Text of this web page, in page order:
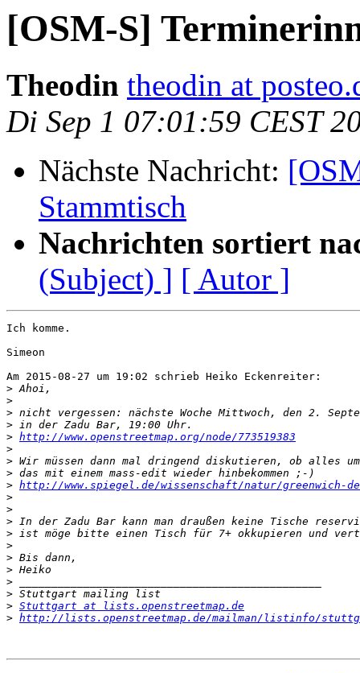
[OSM-S]
Theodin theodin at
Di Sep 1 07:01:59 CEST
Nächste Nachricht:
Stammtisch
Nachrichten sortiert
(Subject) ] [ Autor ]
Ich komme.
Simeon
Am 2015-08-27 um 19:02 schrieb Heiko Eckenreiter:
>
>
>
>
> http://www.openstreetmap.org/node/773519383
>
>
>
> http://www.spiegel.de/wissenschaft/natur/greenwich-
>
>
>
>
>
>
>
>
>
> Stuttgart at lists.openstreetmap.de
> http://lists.openstreetmap.de/mailman/listinfo/